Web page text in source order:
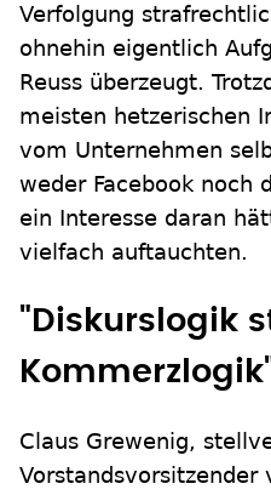
Verfolgung
ohnehin eigentlich
Reuss überzeugt.
meisten hetzerischen
vom Unternehmen
weder Facebook noch
ein Interesse daran
vielfach auftauchten.
"Diskurslogik
Claus Grewenig,
Vorstandsvorsitzender